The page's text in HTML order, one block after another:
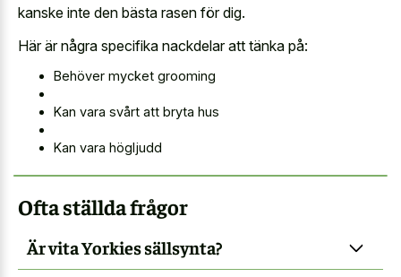
kanske inte den bästa rasen för dig.
Här är några specifika nackdelar att tänka på:
Behöver mycket grooming
Kan vara svårt att bryta hus
Kan vara högljudd
Ofta ställda frågor
Är vita Yorkies sällsynta?